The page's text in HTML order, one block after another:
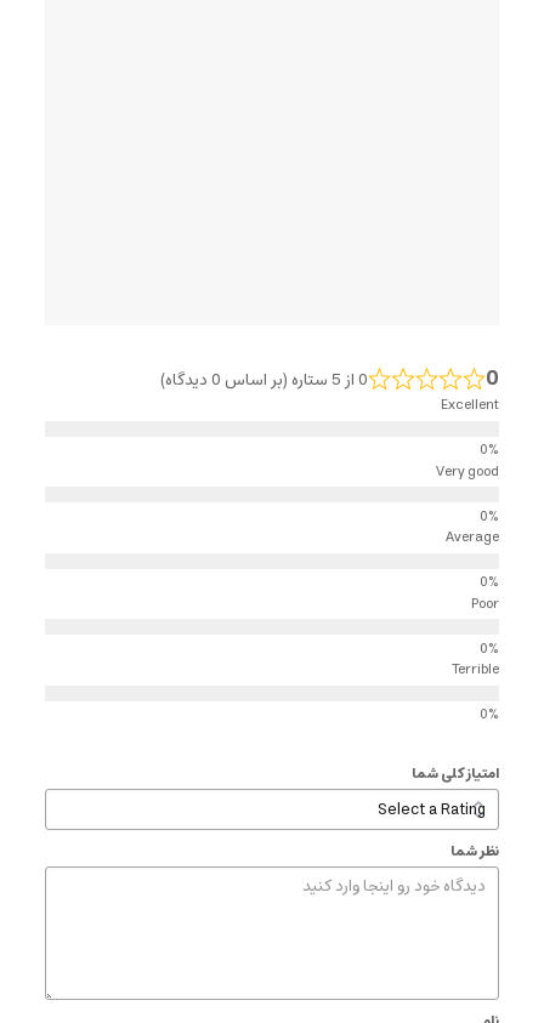
0 0 از 5 ستاره (بر اساس 0 دیدگاه)
Excellent
Very good
Average
Poor
Terrible
امتیاز کلی شما
نظر شما